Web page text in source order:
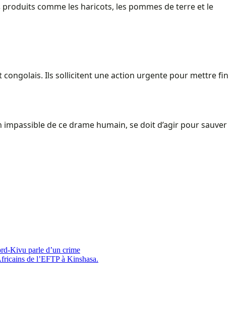
comme les haricots, les pommes de terre et le
congolais. Ils sollicitent une action urgente pour mettre fin
de ce drame humain, se doit d’agir pour sauver
Kivu parle d’un crime
de l’EFTP à Kinshasa.